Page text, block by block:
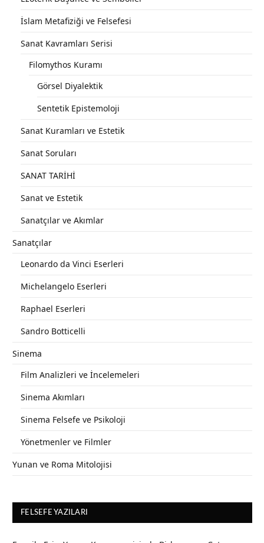
İslam Metafiziği ve Felsefesi
Sanat Kavramları Serisi
Filomythos Kuramı
Görsel Diyalektik
Sentetik Epistemoloji
Sanat Kuramları ve Estetik
Sanat Soruları
SANAT TARİHİ
Sanat ve Estetik
Sanatçılar ve Akımlar
Sanatçılar
Leonardo da Vinci Eserleri
Michelangelo Eserleri
Raphael Eserleri
Sandro Botticelli
Sinema
Film Analizleri ve İncelemeleri
Sinema Akımları
Sinema Felsefe ve Psikoloji
Yönetmenler ve Filmler
Yunan ve Roma Mitolojisi
FELSEFE YAZILARI